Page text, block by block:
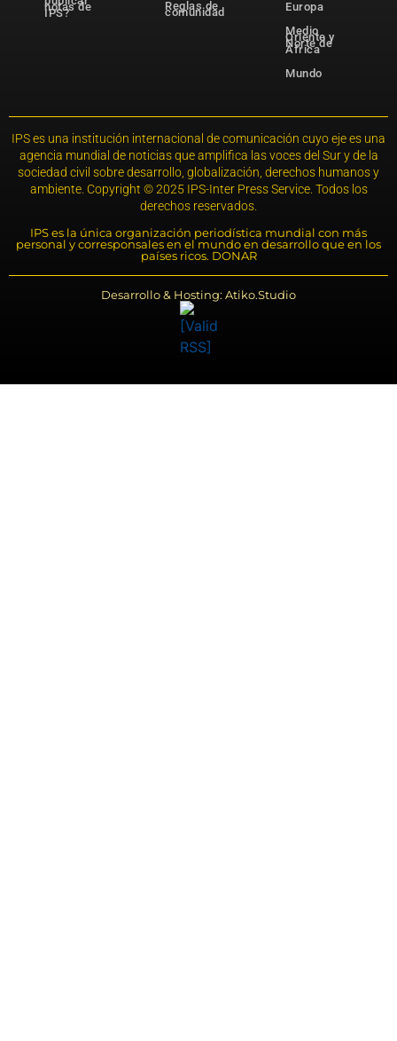
notas de
IPS?
Reglas de
comunidad
Europa
Medio
Oriente y
Norte de
África
Mundo
IPS es una institución internacional de comunicación cuyo eje es una
agencia mundial de noticias que amplifica las voces del Sur y de la
sociedad civil sobre desarrollo, globalización, derechos humanos y
ambiente. Copyright © 2025 IPS-Inter Press Service. Todos los
derechos reservados.
IPS es la única organización periodística mundial con más
personal y corresponsales en el mundo en desarrollo que en los
países ricos. DONAR
Desarrollo & Hosting: Atiko.Studio